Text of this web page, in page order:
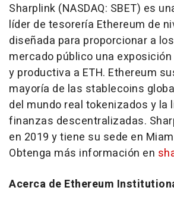
Sharplink (NASDAQ: SBET) es
líder de tesorería Ethereum de
diseñada para proporcionar a
mercado público una
y productiva a ETH. Ethereum
mayoría de las stablecoins
del mundo real tokenizados y la
finanzas descentralizadas.
en 2019 y tiene su sede en
Obtenga más información en
Acerca de Ethereum